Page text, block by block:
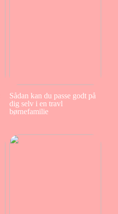
Sådan kan du passe godt på
dig selv i en travl
børnefamilie